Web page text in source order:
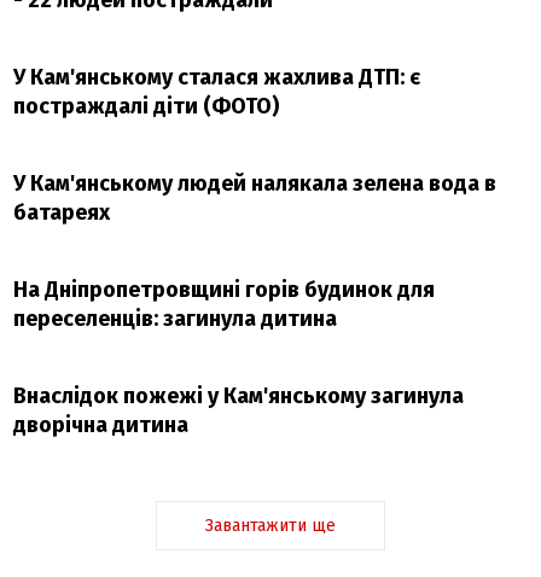
У Кам'янському сталася жахлива ДТП: є
постраждалі діти (ФОТО)
У Кам'янському людей налякала зелена вода в
батареях
На Дніпропетровщині горів будинок для
переселенців: загинула дитина
Внаслідок пожежі у Кам'янському загинула
дворічна дитина
Завантажити ще